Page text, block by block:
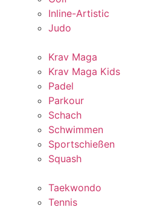
Inline-Artistic
Judo
Krav Maga
Krav Maga Kids
Padel
Parkour
Schach
Schwimmen
Sportschießen
Squash
Taekwondo
Tennis